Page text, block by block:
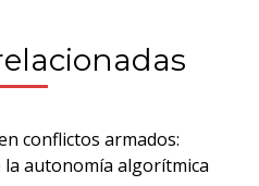
conflictos armados:
autonomía algorítmica